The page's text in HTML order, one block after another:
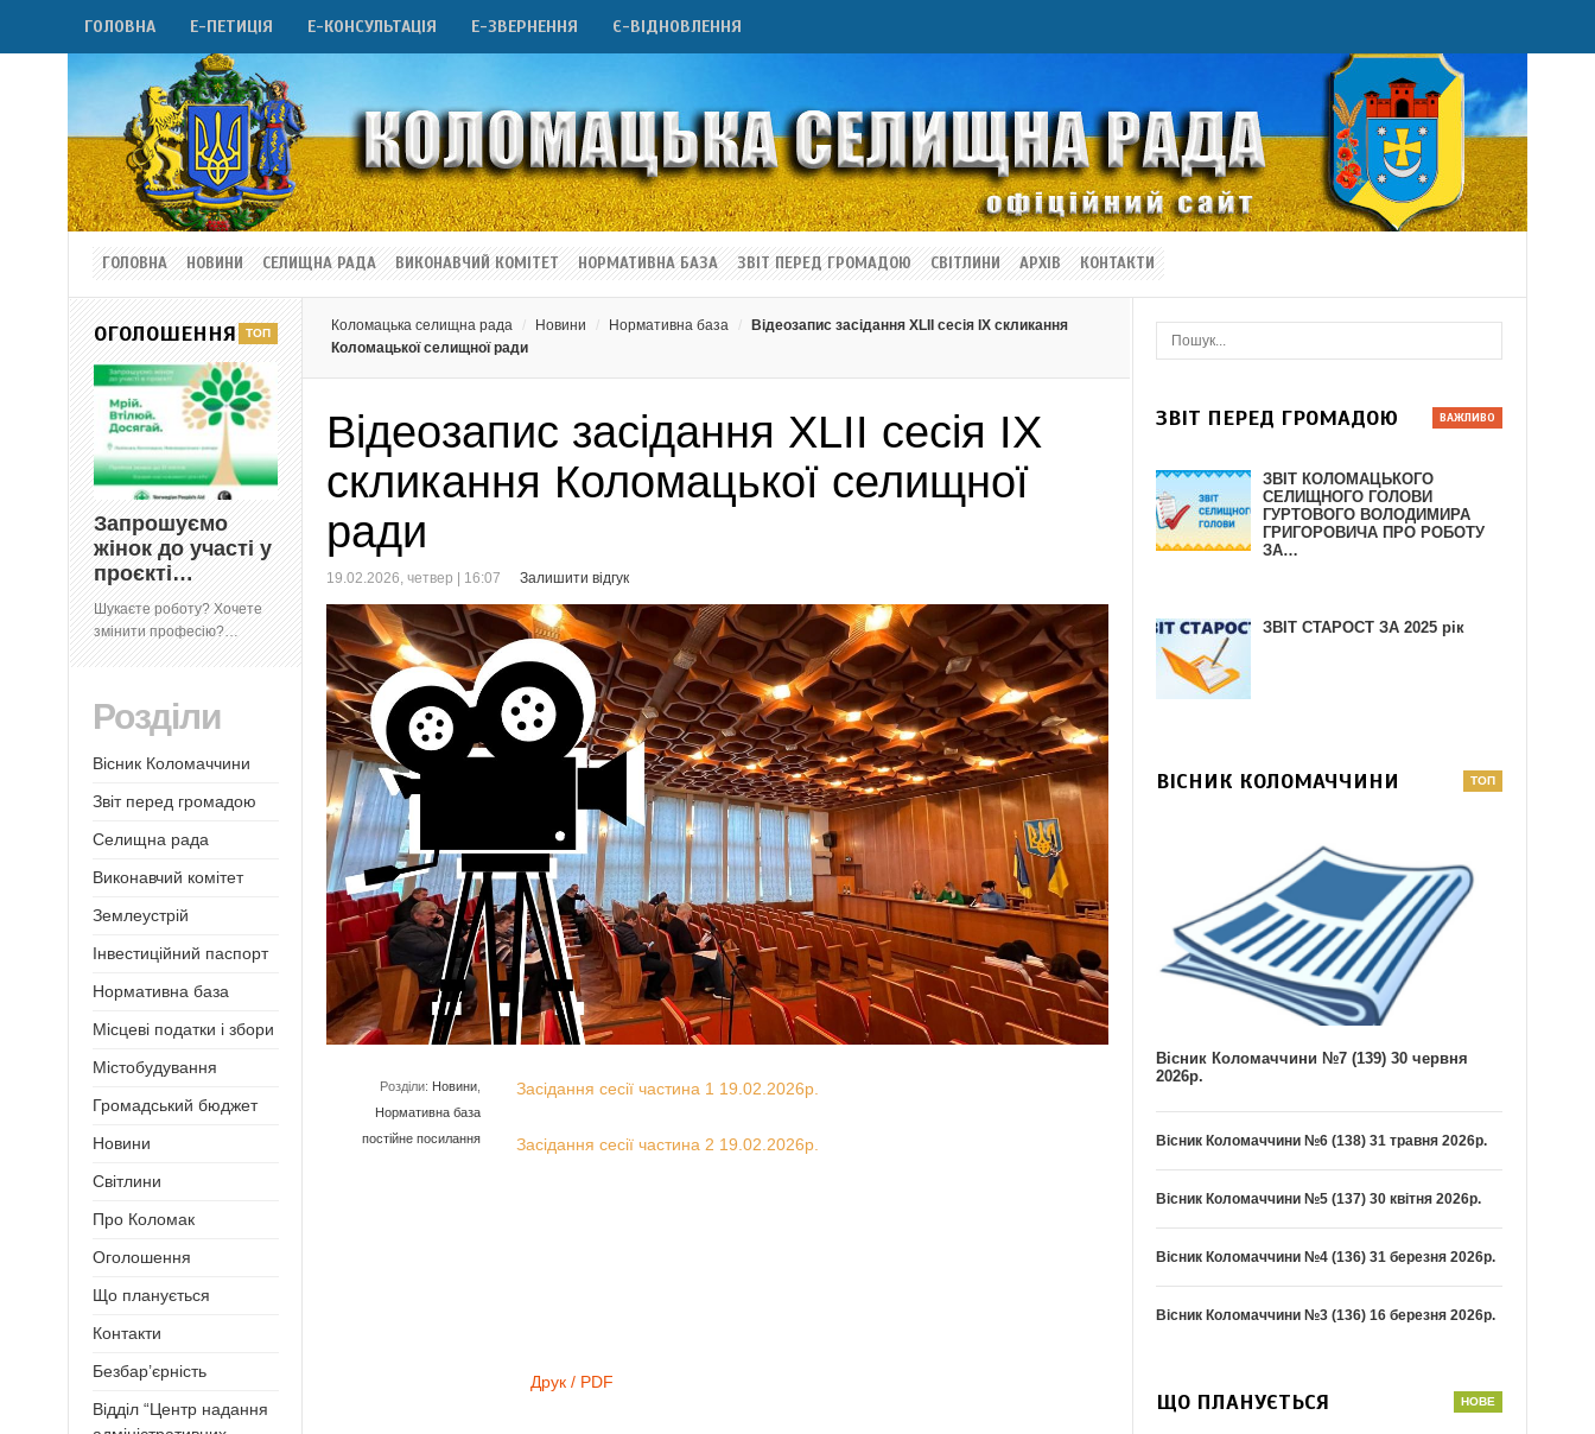
ГОЛОВНА Е-ПЕТИЦІЯ Е-КОНСУЛЬТАЦІЯ Е-ЗВЕРНЕННЯ Є-ВІДНОВЛЕННЯ
ГОЛОВНА НОВИНИ СЕЛИЩНА РАДА ВИКОНАВЧИЙ КОМІТЕТ НОРМАТИВНА БАЗА ЗВІТ ПЕРЕД ГРОМАДОЮ СВІТЛИНИ АРХІВ КОНТАКТИ
Коломацька селищна рада Новини Нормативна база
Відеозапис засідання ХLII сесія ІХ скликання
Коломацької селищної ради
Відеозапис засідання ХLII сесія ІХ
скликання Коломацької селищної
ради
19.02.2026, четвер | 16:07 Залишити відгук
Розділи: Новини
Нормативна база
постійне посилання
Засідання сесії частина 1 19.02.2026р.
Засідання сесії частина 2 19.02.2026р.
Друк / PDF
ОГОЛОШЕННЯ
Запрошуємо
жінок до участі у
проєкті…
Шукаєте роботу? Хочете
змінити професію?…
Розділи
Вісник Коломаччини
Звіт перед громадою
Селищна рада
Виконавчий комітет
Землеустрій
Інвестиційний паспорт
Нормативна база
Місцеві податки і збори
Містобудування
Громадський бюджет
Новини
Світлини
Про Коломак
Оголошення
Що планується
Контакти
Безбар’єрність
Відділ “Центр надання
ЗВІТ ПЕРЕД ГРОМАДОЮ
ЗВІТ КОЛОМАЦЬКОГО
СЕЛИЩНОГО ГОЛОВИ
ГУРТОВОГО ВОЛОДИМИРА
ГРИГОРОВИЧА ПРО РОБОТУ
ЗА…
ЗВІТ СТАРОСТ ЗА 2025 рік
ВІСНИК КОЛОМАЧЧИНИ
Вісник Коломаччини №7 (139) 30 червня
2026р.
Вісник Коломаччини №6 (138) 31 травня 2026р.
Вісник Коломаччини №5 (137) 30 квітня 2026р.
Вісник Коломаччини №4 (136) 31 березня 2026р.
Вісник Коломаччини №3 (136) 16 березня 2026р.
ЩО ПЛАНУЄТЬСЯ